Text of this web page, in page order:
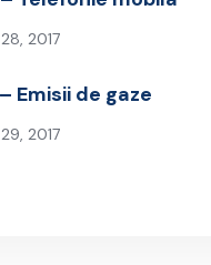
2017
Emisii de gaze
2017